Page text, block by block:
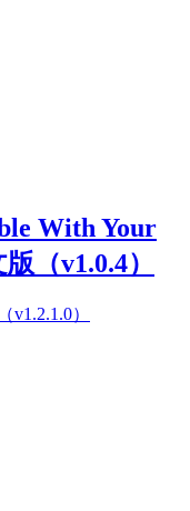
With Your
（v1.0.4）